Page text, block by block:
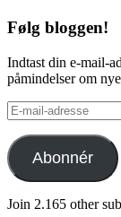
Følg bloggen!
Indtast din e-mail-
påmindelser om
E-
mail-
adresse
Abonnér
Join 2.165 other